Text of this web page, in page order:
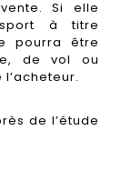
Si elle
à titre
pourra être
de vol ou
de l’étude